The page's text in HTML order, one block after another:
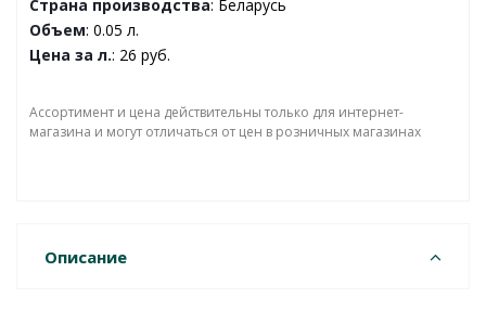
Страна производства: Беларусь
Объем: 0.05 л.
Цена за л.: 26 руб.
Ассортимент и цена действительны только для интернет-
магазина и могут отличаться от цен в розничных магазинах
Описание